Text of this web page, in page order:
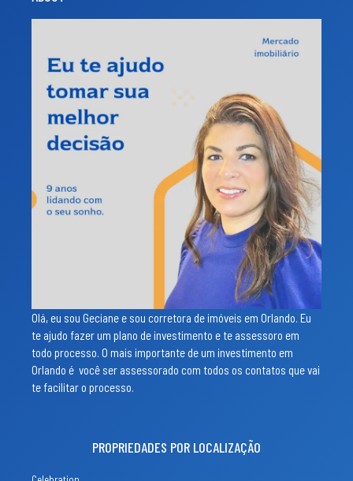
Olá, eu sou Geciane e sou corretora de imóveis em Orlando. Eu
te ajudo fazer um plano de investimento e te assessoro em
todo processo. O mais importante de um investimento em
Orlando é você ser assessorado com todos os contatos que vai
te facilitar o processo.
PROPRIEDADES POR LOCALIZAÇÃO